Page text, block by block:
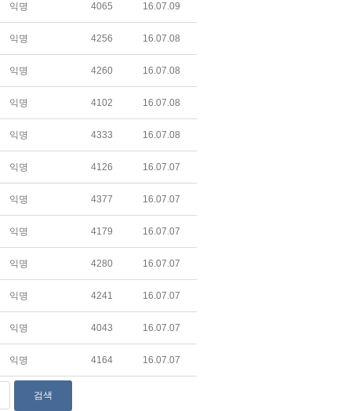
익명 4065 16.07.09
익명 4256 16.07.08
익명 4260 16.07.08
익명 4102 16.07.08
익명 4333 16.07.08
익명 4126 16.07.07
익명 4377 16.07.07
익명 4179 16.07.07
익명 4280 16.07.07
익명 4241 16.07.07
익명 4043 16.07.07
익명 4164 16.07.07